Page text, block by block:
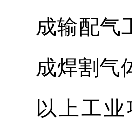
成输配气
成焊割气
以上工